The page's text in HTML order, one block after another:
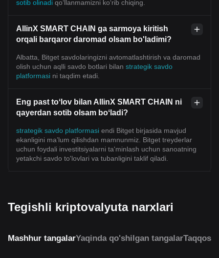
sotib olinadi qoʻllanmamizni koʻrib chiqing.
AllinX SMART CHAIN ga sarmoya kiritish
orqali barqaror daromad olsam bo'ladimi?
Albatta, Bitget savdolaringizni avtomatlashtirish va daromad
olish uchun aqlli savdo botlari bilan strategik savdo
platformasi ni taqdim etadi.
Eng past toʻlov bilan AllinX SMART CHAIN ni
qayerdan sotib olsam boʻladi?
strategik savdo platformasi endi Bitget birjasida mavjud
ekanligini ma’lum qilishdan mamnunmiz. Bitget treyderlar
uchun foydali investitsiyalarni ta'minlash uchun sanoatning
yetakchi savdo to'lovlari va tubanligini taklif qiladi.
Tegishli kriptovalyuta narxlari
Mashhur tangalarYaqinda qo'shilgan tangalar